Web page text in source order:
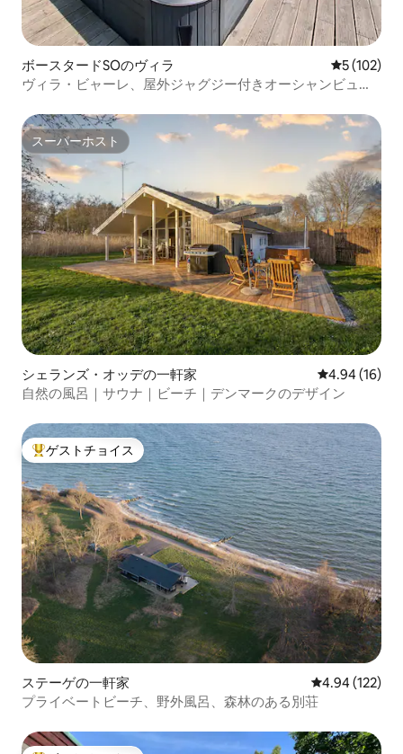
ボースタードSOのヴィラ レビュー
5 (102)
ヴィラ・ビャーレ、屋外ジャグジー付きオーシャンビュー
スーパーホスト
スーパーホスト
シェランズ・オッデの一軒家 レビュー16
4.94 (16)
自然の風呂｜サウナ｜ビーチ｜デンマークのデザイン
大好評のゲストチョイスです。
ゲストチョイス
ステーゲの一軒家 レビュー122
4.94 (122)
プライベートビーチ、野外風呂、森林のある別荘